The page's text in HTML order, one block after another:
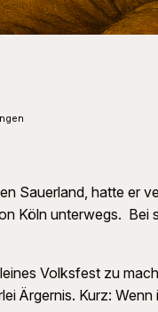
Sauerland, hatte er
Köln unterwegs. Bei
Volksfest zu
Ärgernis. Kurz: